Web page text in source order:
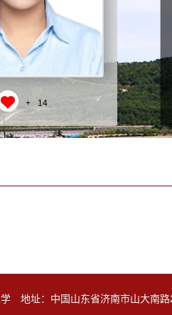
+ 14
地址：中国山东省济南市山大南